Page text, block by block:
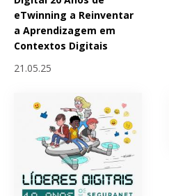
eTwinning a Reinventar
a Aprendizagem em
Contextos Digitais
21.05.25